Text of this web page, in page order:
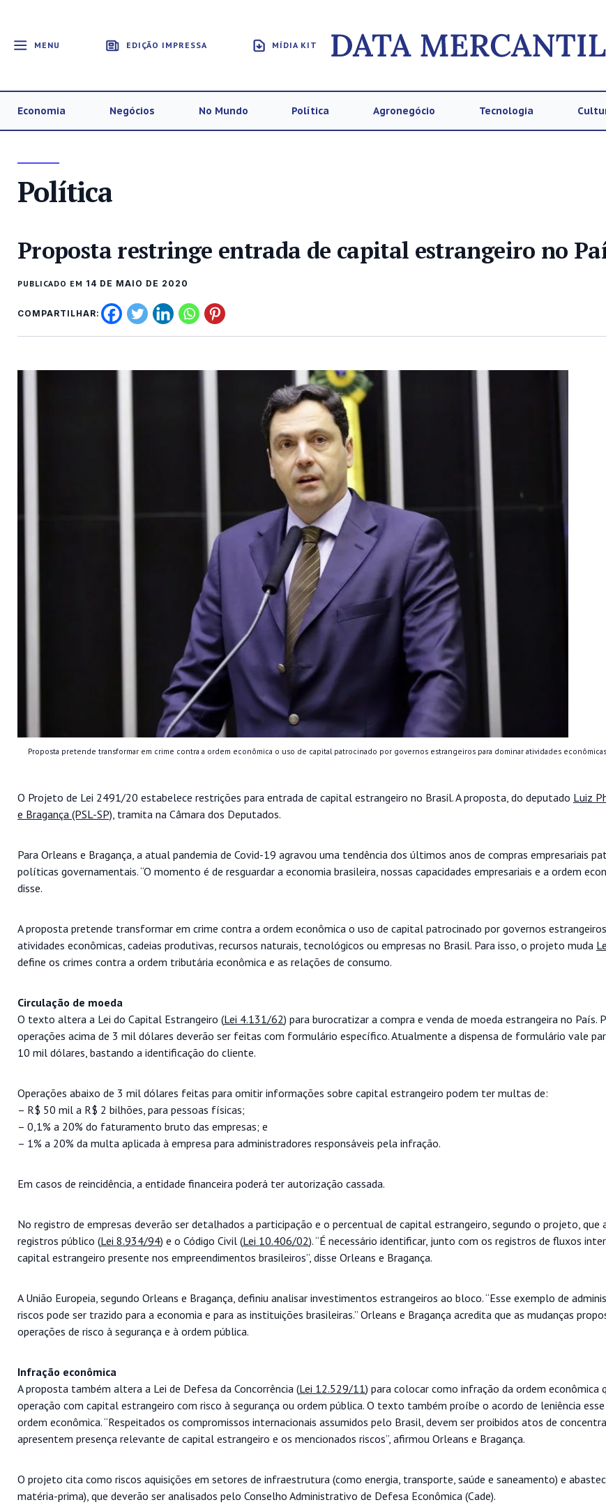
MENU EDIÇÃO IMPRESSA MÍDIA KIT
Economia Negócios No Mundo Política Agronegócio Tecnologia
Política
Proposta restringe entrada de capital estrangeiro no
PUBLICADO EM 14 DE MAIO DE 2020
COMPARTILHAR:
Proposta pretende transformar em crime contra a ordem econômica o uso de capital patrocinado por governos estrangeiros para dominar atividades
O Projeto de Lei 2491/20 estabelece restrições para entrada de capital estrangeiro no Brasil. A proposta, do deputado Luiz
e Bragança (PSL-SP) , tramita na Câmara dos Deputados.
Para Orleans e Bragança, a atual pandemia de Covid-19 agravou uma tendência dos últimos anos de compras empresariais
políticas governamentais. “O momento é de resguardar a economia brasileira, nossas capacidades empresariais e a ordem
disse.
A proposta pretende transformar em crime contra a ordem econômica o uso de capital patrocinado por governos
atividades econômicas, cadeias produtivas, recursos naturais, tecnológicos ou empresas no Brasil. Para isso, o projeto muda
define os crimes contra a ordem tributária econômica e as relações de consumo.
Circulação de moeda
O texto altera a Lei do Capital Estrangeiro (Lei 4.131/62) para burocratizar a compra e venda de moeda estrangeira no País.
operações acima de 3 mil dólares deverão ser feitas com formulário específico. Atualmente a dispensa de formulário vale
10 mil dólares, bastando a identificação do cliente.
Operações abaixo de 3 mil dólares feitas para omitir informações sobre capital estrangeiro podem ter multas de:
– R$ 50 mil a R$ 2 bilhões, para pessoas físicas;
– 0,1% a 20% do faturamento bruto das empresas; e
– 1% a 20% da multa aplicada à empresa para administradores responsáveis pela infração.
Em casos de reincidência, a entidade financeira poderá ter autorização cassada.
No registro de empresas deverão ser detalhados a participação e o percentual de capital estrangeiro, segundo o projeto, que
registros público (Lei 8.934/94) e o Código Civil (Lei 10.406/02). “É necessário identificar, junto com os registros de fluxos
capital estrangeiro presente nos empreendimentos brasileiros”, disse Orleans e Bragança.
A União Europeia, segundo Orleans e Bragança, definiu analisar investimentos estrangeiros ao bloco. “Esse exemplo de
riscos pode ser trazido para a economia e para as instituições brasileiras.” Orleans e Bragança acredita que as mudanças
operações de risco à segurança e à ordem pública.
Infração econômica
A proposta também altera a Lei de Defesa da Concorrência (Lei 12.529/11) para colocar como infração da ordem econômica
operação com capital estrangeiro com risco à segurança ou ordem pública. O texto também proíbe o acordo de leniência
ordem econômica. “Respeitados os compromissos internacionais assumidos pelo Brasil, devem ser proibidos atos de
apresentem presença relevante de capital estrangeiro e os mencionados riscos”, afirmou Orleans e Bragança.
O projeto cita como riscos aquisições em setores de infraestrutura (como energia, transporte, saúde e saneamento) e
matéria-prima), que deverão ser analisados pelo Conselho Administrativo de Defesa Econômica (Cade).